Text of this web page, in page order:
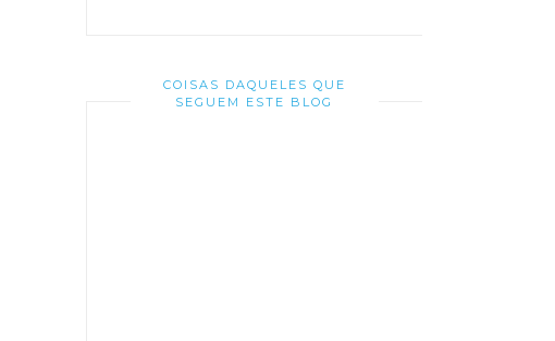
COISAS DAQUELES QUE
SEGUEM ESTE BLOG